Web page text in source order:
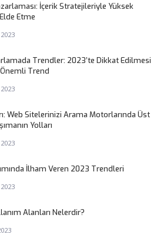
İçerik Stratejileriyle Yüksek
Etme
Trendler: 2023’te Dikkat Edilmesi
Trend
Web Sitelerinizi Arama Motorlarında Üst
Yolları
İlham Veren 2023 Trendleri
Alanları Nelerdir?